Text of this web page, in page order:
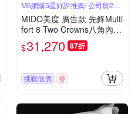
M6網購5星好評推薦/ 公司貨2年
保固
MIDO美度 廣告款 先鋒Multi
fort 8 Two Crowns八角內錶
圈雙錶冠灰面40㎜ M6(M04
75071108100 )
$31,270 87折
挑戰低價 券